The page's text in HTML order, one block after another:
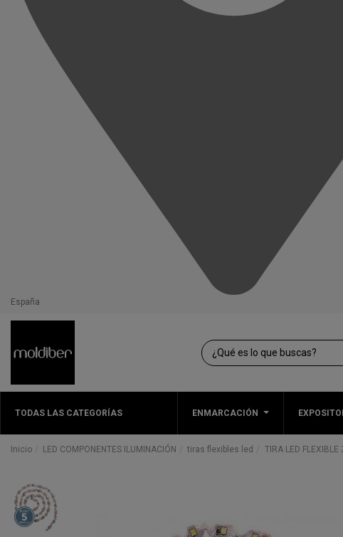
España
TODAS LAS CATEGORÍAS ENMARCACIÓN
Inicio LED COMPONENTES ILUMINACIÓN tiras flexibles led TIRA LED